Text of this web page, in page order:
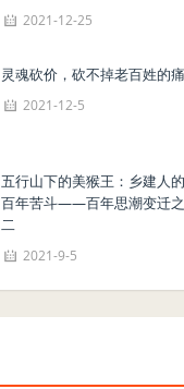
2021-12-25
灵魂砍价，砍不掉老百姓的痛
2021-12-5
五行山下的美猴王：乡建人的
百年苦斗——百年思潮变迁之
二
2021-9-5